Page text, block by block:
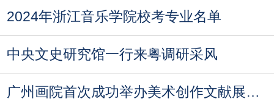
2024年浙江音乐学院校考专业名单
中央文史研究馆一行来粤调研采风
广州画院首次成功举办美术创作文献展！再现广